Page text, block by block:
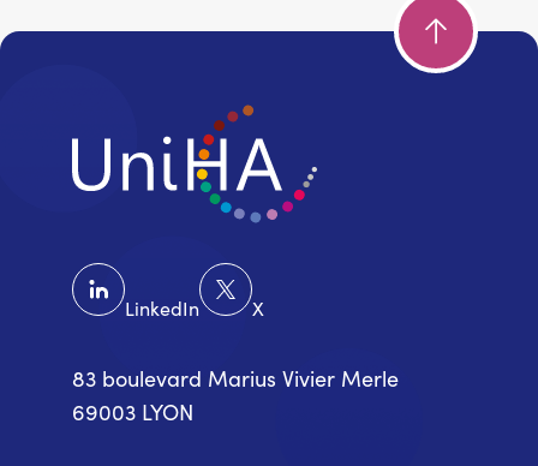
LinkedIn X
83 boulevard Marius Vivier Merle
69003 LYON